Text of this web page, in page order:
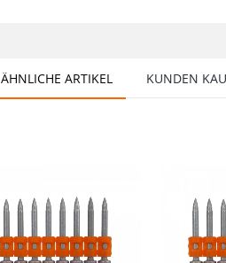
ÄHNLICHE ARTIKEL KUNDEN